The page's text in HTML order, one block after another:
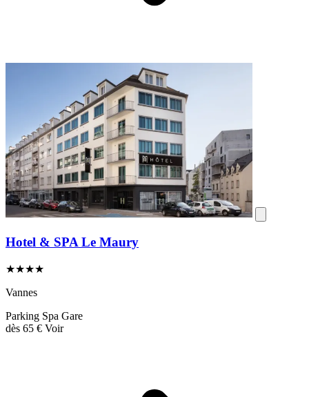
Hotel & SPA Le Maury
★★★★
Vannes
Parking Spa Gare
dès 65 € Voir